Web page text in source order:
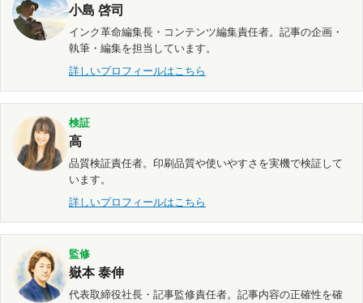
小島 啓司
インク革命編集長・コンテンツ編集責任者。記事の企画・
執筆・編集を担当しています。
詳しいプロフィールはこちら
検証
高
品質検証責任者。印刷品質や使いやすさを実機で検証して
います。
詳しいプロフィールはこちら
監修
嶽本 泰伸
代表取締役社長・記事監修責任者。記事内容の正確性を確